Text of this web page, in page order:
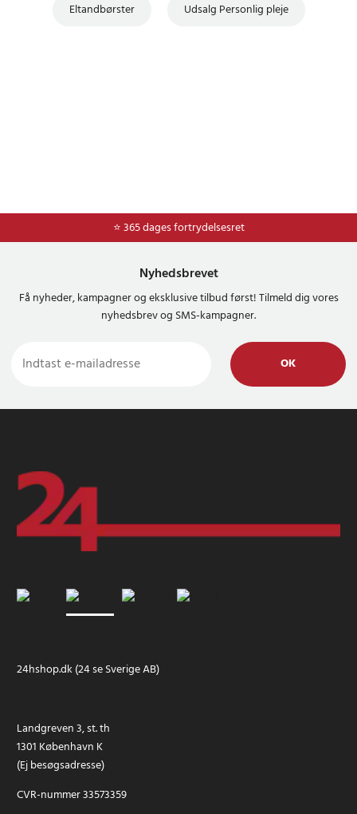
Eltandbørster Udsalg Personlig pleje
⭐ 365 dages fortrydelsesret
⭐ Nem og sikker betaling med mobilepay og dankort
Nyhedsbrevet
Få nyheder, kampagner og eksklusive tilbud først! Tilmeld dig vores
nyhedsbrev og SMS-kampagner.
OK
24hshop.dk (24 se Sverige AB)
Landgreven 3, st. th
1301 København K
(Ej besøgsadresse)
CVR-nummer 33573359